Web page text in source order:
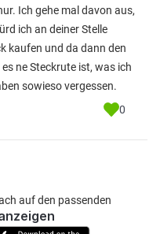
Ich gehe mal davon aus,
ich an deiner Stelle
kaufen und da dann den
ne Steckrute ist, was ich
sowieso vergessen.
0
auf den passenden